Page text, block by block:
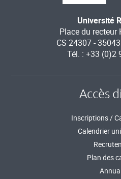
Université
Place du recteur
CS 24307 -
Tél. : +33 (0)2
Accès
Inscriptions /
Calendrier
Plan des